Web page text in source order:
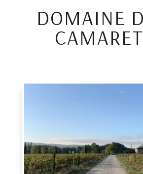
DOMAINE